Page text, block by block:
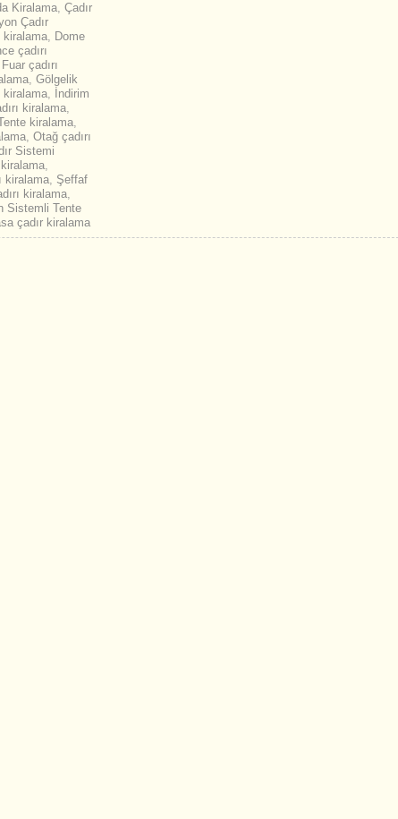
Kiralama, Çadır
Çadır
kiralama, Dome
çadırı
Fuar çadırı
, Gölgelik
kiralama,
İndirim
kiralama,
kiralama,
, Otağ çadırı
Sistemi
kiralama,
kiralama, Şeffaf
kiralama,
Sistemli Tente
çadır kiralama